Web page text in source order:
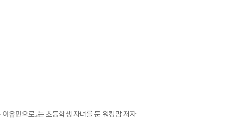
유만으로』는 초등학생 자녀를 둔 워킹맘 저자